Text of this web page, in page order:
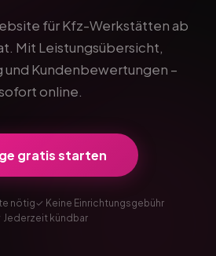
für Kfz-Werkstätten ab
Mit Leistungsübersicht,
und Kundenbewertungen –
online.
gratis starten
nötig✓ Keine Einrichtungsgebühr
Jederzeit kündbar